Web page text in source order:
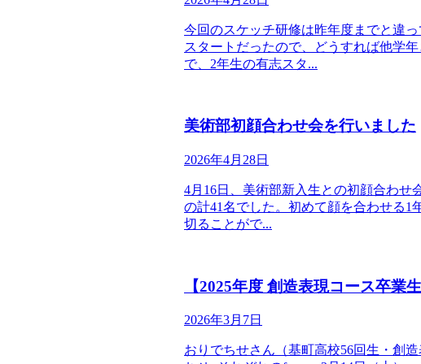
今回のスケッチ研修は昨年度までと違
スタートだったので、どうすれば他学
で、2年生の有志スタ...
美術部初顔合わせ会を行いました
2026年4月28日
4月16日、美術部新入生との初顔合わせ
の計41名でした。初めて顔を合わせる1
切ることがで...
【2025年度 創造表現コース卒業
2026年3月7日
おりでちせさん（基町高校56回生・創